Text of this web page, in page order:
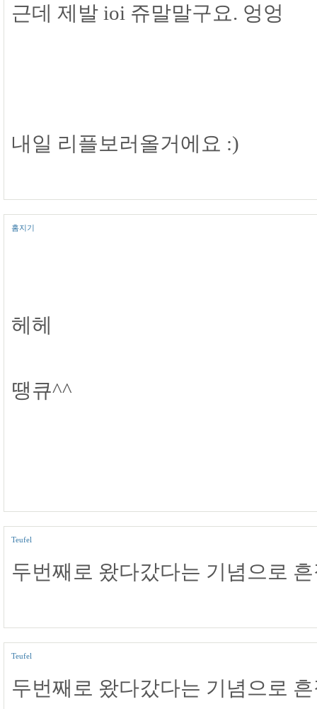
근데 제발 ioi 쥬말말구요. 엉엉
내일 리플보러올거에요 :)
홈지기
헤헤
땡큐^^
Teufel
두번째로 왔다갔다는 기념으로
Teufel
두번째로 왔다갔다는 기념으로